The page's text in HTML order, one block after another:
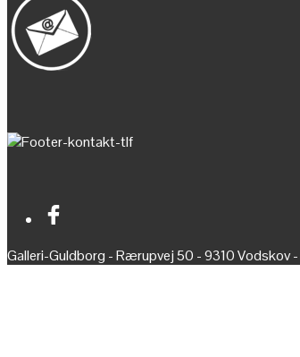
Galleri-Guldborg - Rærupvej 50 - 9310